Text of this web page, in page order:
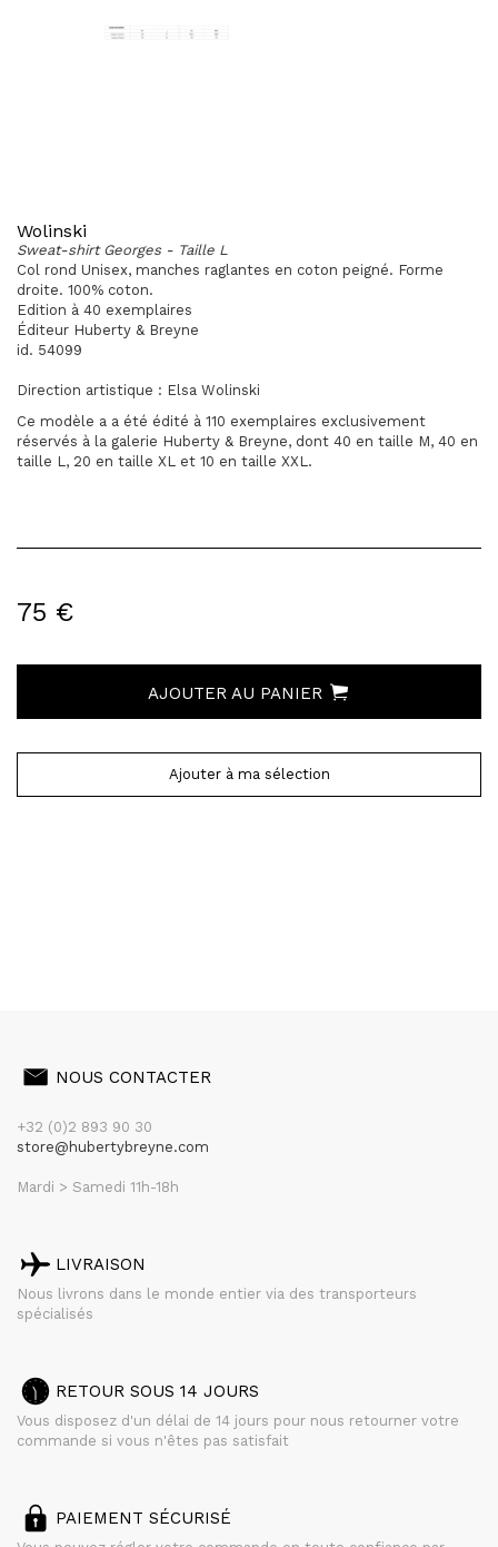
Wolinski
Sweat-shirt Georges - Taille L
Col rond Unisex, manches raglantes en coton peigné. Forme
droite. 100% coton.
Edition à 40 exemplaires
Éditeur Huberty & Breyne
id. 54099
Direction artistique : Elsa Wolinski
Ce modèle a a été édité à 110 exemplaires exclusivement
réservés à la galerie Huberty & Breyne, dont 40 en taille M, 40 en
taille L, 20 en taille XL et 10 en taille XXL.
75 €
AJOUTER AU PANIER
Ajouter à ma sélection
NOUS CONTACTER
+32 (0)2 893 90 30
store@hubertybreyne.com
Mardi > Samedi 11h-18h
LIVRAISON
Nous livrons dans le monde entier via des transporteurs
spécialisés
RETOUR SOUS 14 JOURS
Vous disposez d'un délai de 14 jours pour nous retourner votre
commande si vous n'êtes pas satisfait
PAIEMENT SÉCURISÉ